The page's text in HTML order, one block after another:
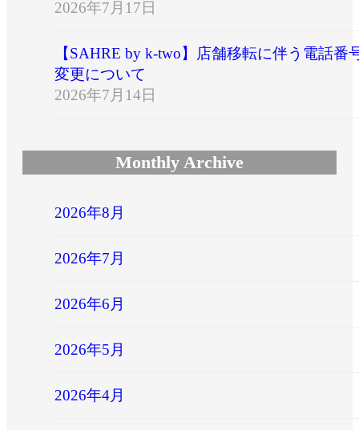
2026年7月17日
【SAHRE by k-two】店舗移転に伴う電話番
変更について
2026年7月14日
Monthly Archive
2026年8月
2026年7月
2026年6月
2026年5月
2026年4月